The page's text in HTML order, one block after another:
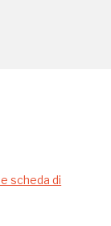
scheda di